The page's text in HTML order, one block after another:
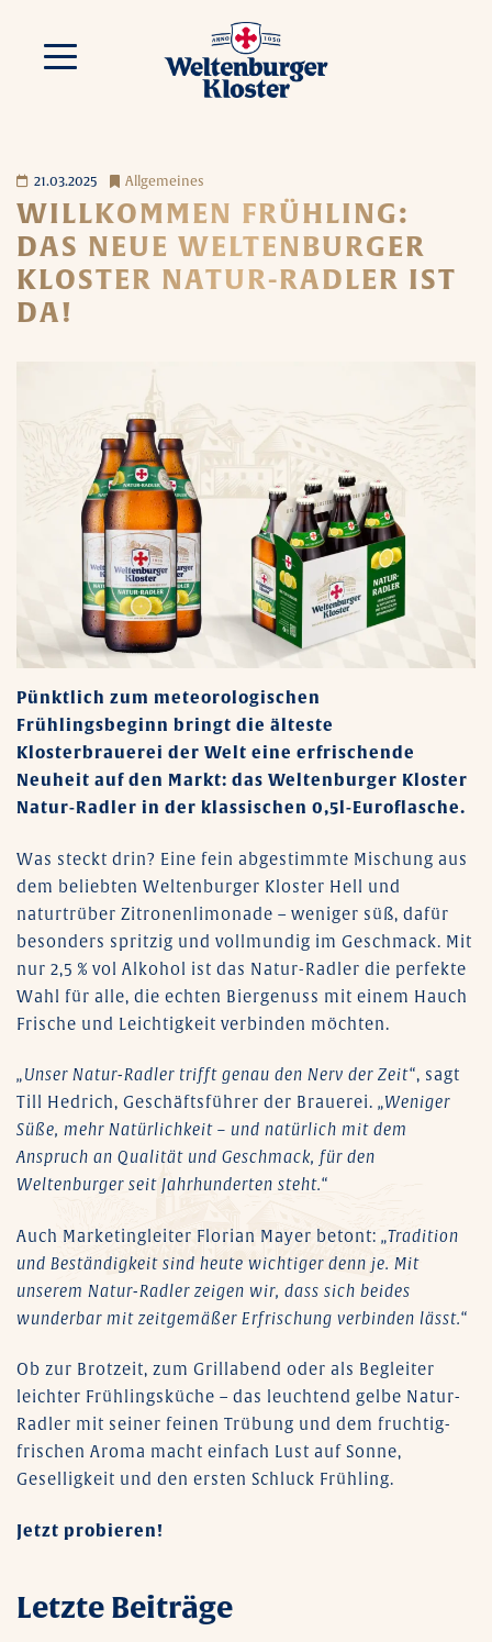
21.03.2025 Allgemeines
WILLKOMMEN FRÜHLING:
DAS NEUE WELTENBURGER
KLOSTER NATUR-RADLER IST
DA!
Pünktlich zum meteorologischen
Frühlingsbeginn bringt die älteste
Klosterbrauerei der Welt eine erfrischende
Neuheit auf den Markt: das Weltenburger Kloster
Natur-Radler in der klassischen 0,5l-Euroflasche.
Was steckt drin? Eine fein abgestimmte Mischung aus
dem beliebten Weltenburger Kloster Hell und
naturtrüber Zitronenlimonade – weniger süß, dafür
besonders spritzig und vollmundig im Geschmack. Mit
nur 2,5 % vol Alkohol ist das Natur-Radler die perfekte
Wahl für alle, die echten Biergenuss mit einem Hauch
Frische und Leichtigkeit verbinden möchten.
„Unser Natur-Radler trifft genau den Nerv der Zeit“, sagt
Till Hedrich, Geschäftsführer der Brauerei. „Weniger
Süße, mehr Natürlichkeit – und natürlich mit dem
Anspruch an Qualität und Geschmack, für den
Weltenburger seit Jahrhunderten steht.“
Auch Marketingleiter Florian Mayer betont: „Tradition
und Beständigkeit sind heute wichtiger denn je. Mit
unserem Natur-Radler zeigen wir, dass sich beides
wunderbar mit zeitgemäßer Erfrischung verbinden lässt.“
Ob zur Brotzeit, zum Grillabend oder als Begleiter
leichter Frühlingsküche – das leuchtend gelbe Natur-
Radler mit seiner feinen Trübung und dem fruchtig-
frischen Aroma macht einfach Lust auf Sonne,
Geselligkeit und den ersten Schluck Frühling.
Jetzt probieren!
Letzte Beiträge